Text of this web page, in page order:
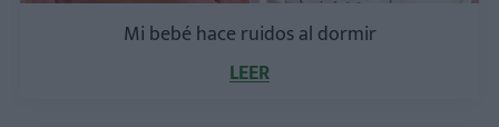
Mi bebé hace ruidos al dormir
LEER